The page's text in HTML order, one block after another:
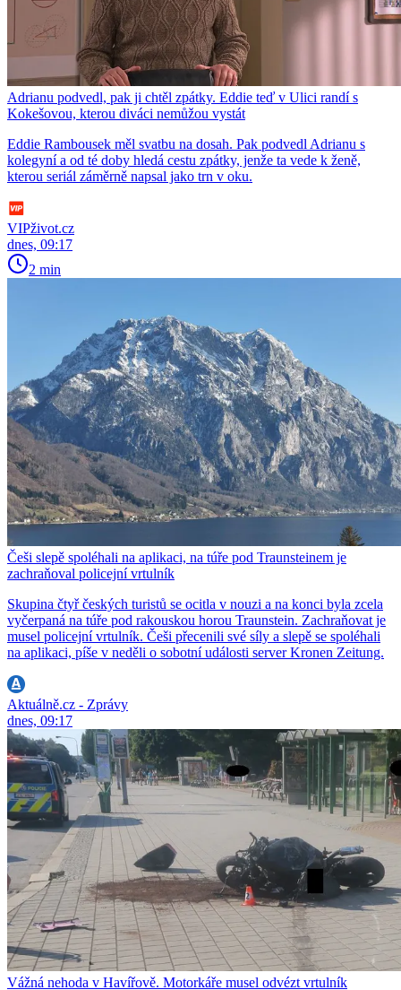
Adrianu podvedl, pak ji chtěl zpátky. Eddie teď v Ulici randí s
Kokešovou, kterou diváci nemůžou vystát
Eddie Rambousek měl svatbu na dosah. Pak podvedl Adrianu s
kolegyní a od té doby hledá cestu zpátky, jenže ta vede k ženě,
kterou seriál záměrně napsal jako trn v oku.
VIPživot.cz
dnes, 09:17
2 min
Češi slepě spoléhali na aplikaci, na túře pod Traunsteinem je
zachraňoval policejní vrtulník
Skupina čtyř českých turistů se ocitla v nouzi a na konci byla zcela
vyčerpaná na túře pod rakouskou horou Traunstein. Zachraňovat je
musel policejní vrtulník. Češi přecenili své síly a slepě se spoléhali
na aplikaci, píše v neděli o sobotní události server Kronen Zeitung.
Aktuálně.cz - Zprávy
dnes, 09:17
Vážná nehoda v Havířově. Motorkáře musel odvézt vrtulník